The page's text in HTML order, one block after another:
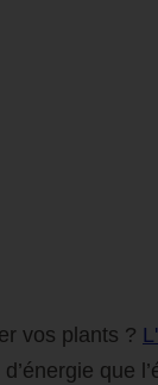
vos plants ?
que